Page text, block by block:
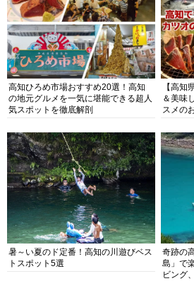
高知ひろめ市場おすすめ20選！高知
の地元グルメを一気に堪能できる超人
気スポットを徹底解剖
【高知
＆美味
スメの
暑～い夏のド定番！高知の川遊びベス
トスポット5選
奇跡の
島」で
ビング